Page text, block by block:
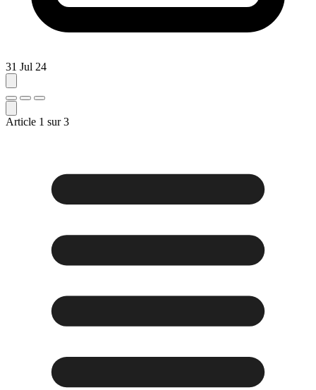
31 Jul 24
Article 1 sur3